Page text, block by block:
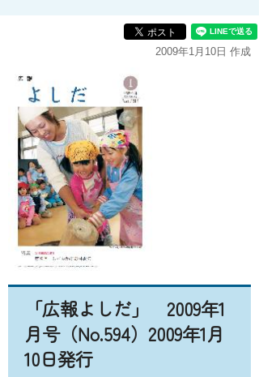
2009年1月10日 作成
「広報よしだ」 2009年1
月号（No.594）2009年1月
10日発行